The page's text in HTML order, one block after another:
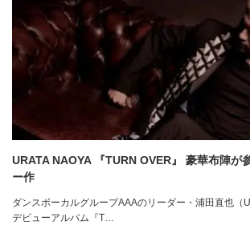
URATA NAOYA 『TURN OVER』 豪華布陣が
ー作
ダンスボーカルグループAAAのリーダー・浦田直也（
デビューアルバム『T…